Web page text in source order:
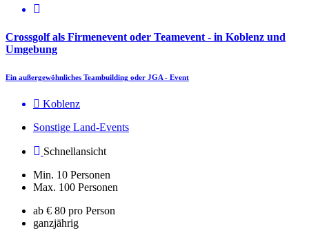
Crossgolf als Firmenevent oder Teamevent - in Koblenz und
Umgebung
Ein außergewöhnliches Teambuilding oder JGA - Event
Koblenz
Sonstige Land-Events
Schnellansicht
Min. 10 Personen
Max. 100 Personen
ab € 80 pro Person
ganzjährig